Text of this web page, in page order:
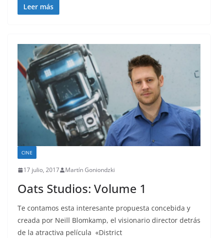
Leer más
CINE
17 julio, 2017 Martín Goniondzki
Oats Studios: Volume 1
Te contamos esta interesante propuesta concebida y
creada por Neill Blomkamp, el visionario director detrás
de la atractiva película «District